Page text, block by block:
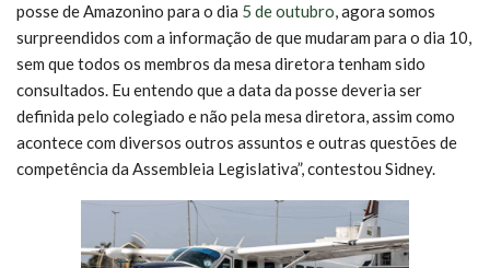
posse de Amazonino para o dia 5 de outubro, agora somos
surpreendidos com a informação de que mudaram para o dia 10,
sem que todos os membros da mesa diretora tenham sido
consultados. Eu entendo que a data da posse deveria ser
definida pelo colegiado e não pela mesa diretora, assim como
acontece com diversos outros assuntos e outras questões de
competência da Assembleia Legislativa”, contestou Sidney.